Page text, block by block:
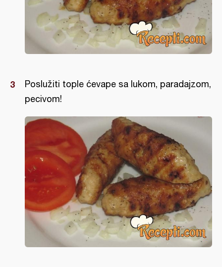
Poslužiti tople ćevape sa lukom, paradajzom,
pecivom!